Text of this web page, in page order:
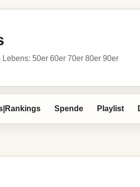
50er 60er 70er 80er 90er
Spende Playlist